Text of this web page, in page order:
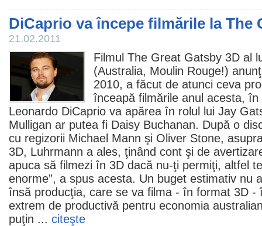
DiCaprio va începe filmările la The
21.02.2011
Filmul The Great Gatsby 3D al
(Australia, Moulin Rouge!)
2010, a făcut de atunci ceva
înceapă filmările anul acesta,
Leonardo DiCaprio va apărea în rolul lui Jay
Mulligan ar putea fi Daisy Buchanan. După o
cu regizorii Michael Mann şi Oliver Stone,
3D, Luhrmann a ales, ţinând cont şi de
apuca să filmezi în 3D dacă nu-ţi permiţi, altfel
enorme”, a spus acesta. Un buget estimativ nu
însă producţia, care se va filma - în format 3D -
extrem de productivă pentru economia
puţin ... citeşte